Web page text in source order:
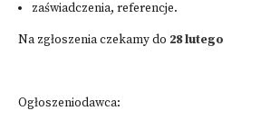
zaświadczenia, referencje.
Na zgłoszenia czekamy do 28 lutego
Ogłoszeniodawca: